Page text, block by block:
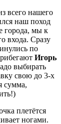
всего нашего
наш поход
города, мы к
входа. Сразу
по
Игорь
выбирать
свою до 3-х
сумма,
плетётся
ногами.